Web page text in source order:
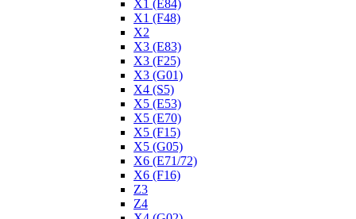
X1 (E84)
X1 (F48)
X2
X3 (E83)
X3 (F25)
X3 (G01)
X4 (S5)
X5 (E53)
X5 (E70)
X5 (F15)
X5 (G05)
X6 (E71/72)
X6 (F16)
Z3
Z4